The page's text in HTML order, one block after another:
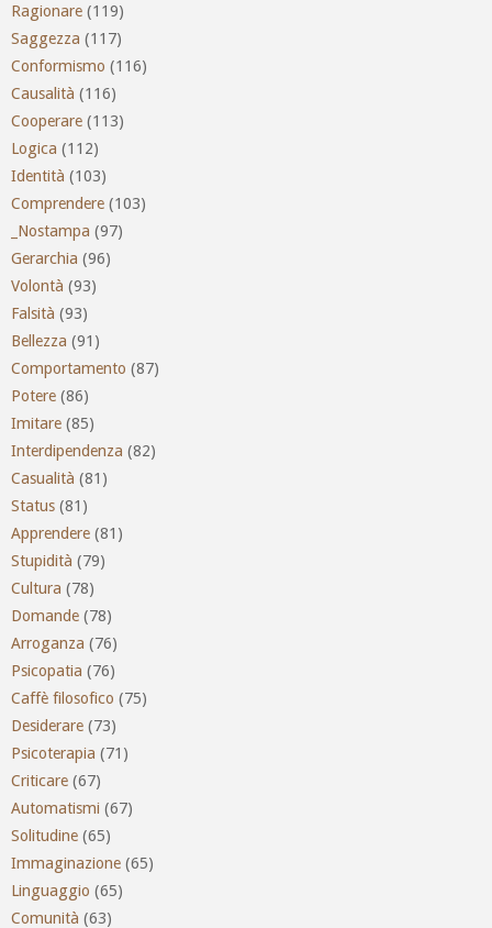
Ragionare (119)
Saggezza (117)
Conformismo (116)
Causalità (116)
Cooperare (113)
Logica (112)
Identità (103)
Comprendere (103)
_Nostampa (97)
Gerarchia (96)
Volontà (93)
Falsità (93)
Bellezza (91)
Comportamento (87)
Potere (86)
Imitare (85)
Interdipendenza (82)
Casualità (81)
Status (81)
Apprendere (81)
Stupidità (79)
Cultura (78)
Domande (78)
Arroganza (76)
Psicopatia (76)
Caffè filosofico (75)
Desiderare (73)
Psicoterapia (71)
Criticare (67)
Automatismi (67)
Solitudine (65)
Immaginazione (65)
Linguaggio (65)
Comunità (63)